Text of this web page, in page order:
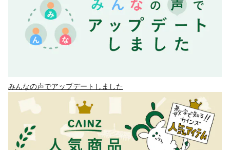
みんなの声でアップデートしました